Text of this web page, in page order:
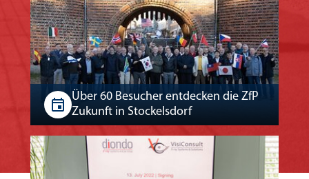
Über 60 Besucher entdecken die ZfP
Zukunft in Stockelsdorf